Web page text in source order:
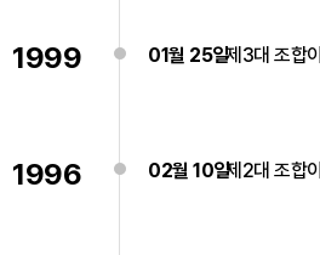
1999 01월 25일제3대 조합
1996 02월 10일제2대 조합